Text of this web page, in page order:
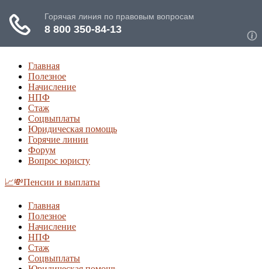
Главная
Полезное
Начисление
НПФ
Стаж
Соцвыплаты
Юридическая помощь
Горячие линии
Форум
Вопрос юристу
📈💸Пенсии и выплаты
Главная
Полезное
Начисление
НПФ
Стаж
Соцвыплаты